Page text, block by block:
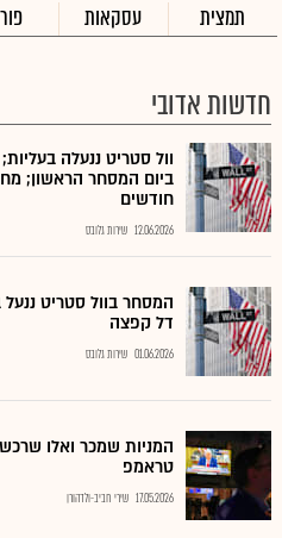
תמצית עסקאות
חדשות אדובי
ביום המסחר הראשון;
חודשים
12.06.2026 שירות גלובס
המסחר בוול סטריט ננעל
דל קפצה
01.06.2026 שירות גלובס
המניות שמכר ואלו
טראמפ
17.05.2026 שירי חביב-ולדהורן